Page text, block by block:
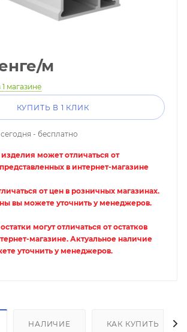
/м
1 магазине
КУПИТЬ В 1 КЛИК
- бесплатно
может отличаться от
в интернет-магазине
от цен в розничных магазинах.
вы можете уточнить у менеджеров.
могут отличаться от остатков
магазине. Актуальное наличие
уточнить у менеджеров.
НАЛИЧИЕ КАК КУПИТЬ